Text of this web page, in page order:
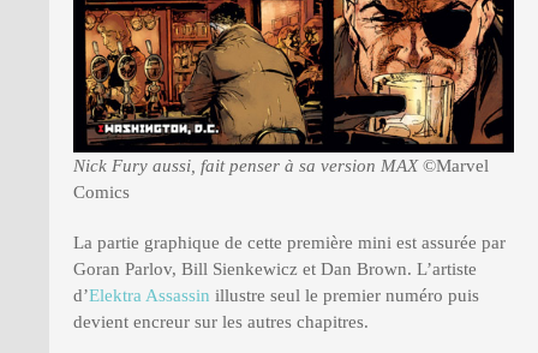
Nick Fury aussi, fait penser à sa version MAX©Marvel
Comics
La partie graphique de cette première mini est assurée par
Goran Parlov, Bill Sienkewicz et Dan Brown. L’artiste
d’Elektra Assassin illustre seul le premier numéro puis
devient encreur sur les autres chapitres.